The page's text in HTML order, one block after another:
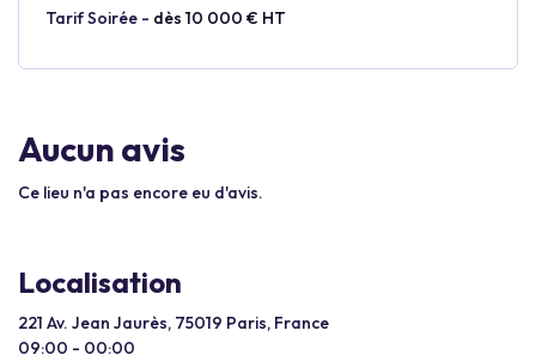
Tarif Soirée - dès 10 000 € HT
Aucun avis
Ce lieu n'a pas encore eu d'avis.
Localisation
221 Av. Jean Jaurès, 75019 Paris, France
09:00 - 00:00